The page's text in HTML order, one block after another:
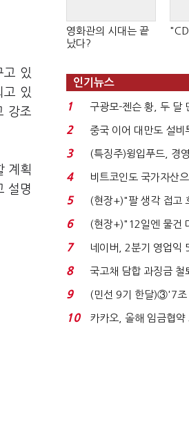
고 있
고 있
강조
계획
설명
영화관의 시대는 끝
났다?
인기뉴스
1
구광모-젠슨 황, 두 달
로봇·AI 등 논...
2
중국 이어 대만도 설비
국전쟁’
3
(특징주)윙입푸드, 경
지에 상한가...
4
비트코인도 국가자산
처분' 기준은 ...
5
(현장+)"팔 생각 접고
요"…'덜 똘똘한 한 채
6
(현장+)"12일엔 물건
빈 매대 채우며 문 연 ...
7
네이버, 2분기 영업
비 0.2% 감소...
8
국고채 담합 과징금
금 폭탄' 우려...
9
(민선 9기 한달)③'7조
격…추미애, 20년...
10
카카오, 올해 임금협